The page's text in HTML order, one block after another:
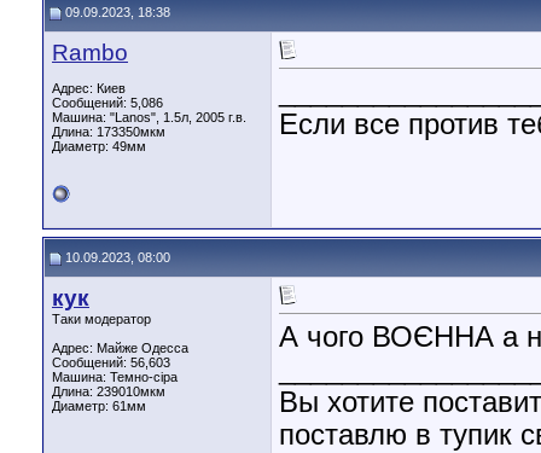
09.09.2023, 18:38
Rambo
Адрес: Киев
Сообщений: 5,086
Машина: "Lanos", 1.5л, 2005 г.в.
Длина: 173350мкм
Диаметр: 49мм
Если все против
10.09.2023, 08:00
кук
Таки модератор
Адрес: Майже Одесса
Сообщений: 56,603
Машина: Темно-сіра
Длина: 239010мкм
Диаметр: 61мм
А чого ВОЄННА а
Вы хотите
поставлю в тупик